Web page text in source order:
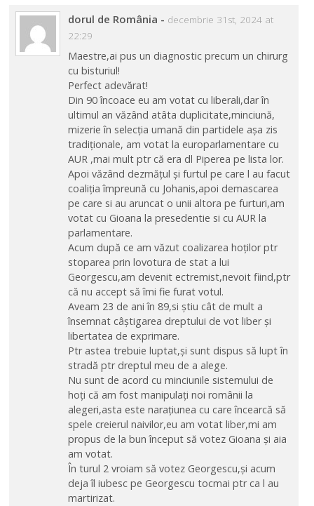
dorul de România - decembrie 31st, 2024 at
22:29
Maestre,ai pus un diagnostic precum un chirurg
cu bisturiul!
Perfect adevărat!
Din 90 încoace eu am votat cu liberali,dar în
ultimul an văzând atâta duplicitate,minciună,
mizerie în selecția umană din partidele așa zis
tradiționale, am votat la europarlamentare cu
AUR ,mai mult ptr că era dl Piperea pe lista lor.
Apoi văzând dezmățul și furtul pe care l au facut
coaliția împreună cu Johanis,apoi demascarea
pe care si au aruncat o unii altora pe furturi,am
votat cu Gioana la presedentie si cu AUR la
parlamentare.
Acum după ce am văzut coalizarea hoților ptr
stoparea prin lovotura de stat a lui
Georgescu,am devenit ectremist,nevoit fiind,ptr
că nu accept să îmi fie furat votul.
Aveam 23 de ani în 89,si știu cât de mult a
însemnat câștigarea dreptului de vot liber și
libertatea de exprimare.
Ptr astea trebuie luptat,și sunt dispus să lupt în
stradă ptr dreptul meu de a alege.
Nu sunt de acord cu minciunile sistemului de
hoți că am fost manipulați noi românii la
alegeri,asta este narațiunea cu care încearcă să
spele creierul naivilor,eu am votat liber,mi am
propus de la bun început să votez Gioana și aia
am votat.
În turul 2 vroiam să votez Georgescu,și acum
deja îl iubesc pe Georgescu tocmai ptr ca l au
martirizat.